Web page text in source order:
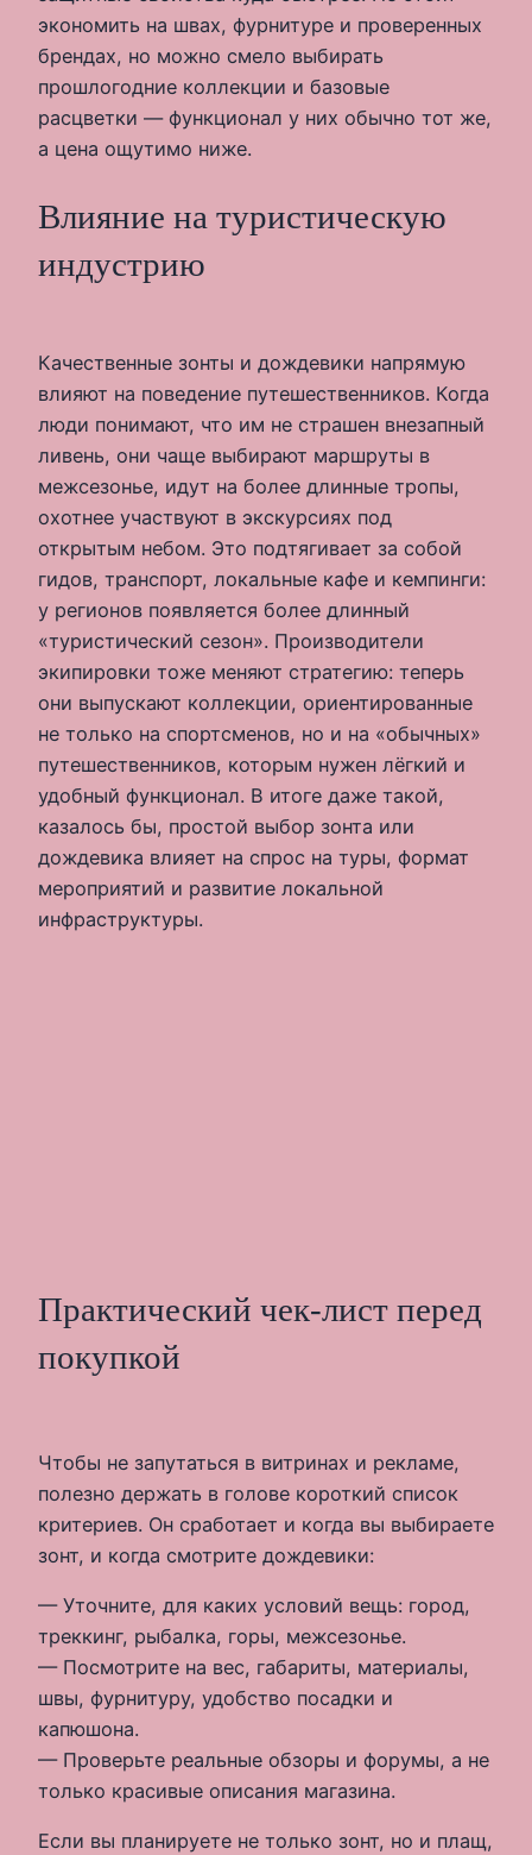
экономить на швах, фурнитуре и проверенных
брендах, но можно смело выбирать
прошлогодние коллекции и базовые
расцветки — функционал у них обычно тот же,
а цена ощутимо ниже.
Влияние на туристическую
индустрию
Качественные зонты и дождевики напрямую
влияют на поведение путешественников. Когда
люди понимают, что им не страшен внезапный
ливень, они чаще выбирают маршруты в
межсезонье, идут на более длинные тропы,
охотнее участвуют в экскурсиях под
открытым небом. Это подтягивает за собой
гидов, транспорт, локальные кафе и кемпинги:
у регионов появляется более длинный
«туристический сезон». Производители
экипировки тоже меняют стратегию: теперь
они выпускают коллекции, ориентированные
не только на спортсменов, но и на «обычных»
путешественников, которым нужен лёгкий и
удобный функционал. В итоге даже такой,
казалось бы, простой выбор зонта или
дождевика влияет на спрос на туры, формат
мероприятий и развитие локальной
инфраструктуры.
Практический чек-лист перед
покупкой
Чтобы не запутаться в витринах и рекламе,
полезно держать в голове короткий список
критериев. Он сработает и когда вы выбираете
зонт, и когда смотрите дождевики:
— Уточните, для каких условий вещь: город,
треккинг, рыбалка, горы, межсезонье.
— Посмотрите на вес, габариты, материалы,
швы, фурнитуру, удобство посадки и
капюшона.
— Проверьте реальные обзоры и форумы, а не
только красивые описания магазина.
Если вы планируете не только зонт, но и плащ,